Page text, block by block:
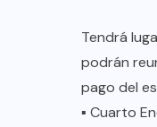
Tendrá
podrán
pago del
▪︎ Cuarto